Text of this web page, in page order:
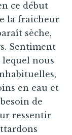
ce début
la fraicheur
sèche,
Sentiment
lequel nous
en eau et
de
ressentir